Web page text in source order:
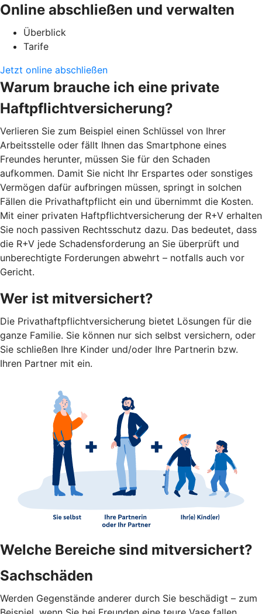
Online abschließen und verwalten
Überblick
Tarife
Jetzt online abschließen
Warum brauche ich eine private
Haftpflichtversicherung?
Verlieren Sie zum Beispiel einen Schlüssel von Ihrer
Arbeitsstelle oder fällt Ihnen das Smartphone eines
Freundes herunter, müssen Sie für den Schaden
aufkommen. Damit Sie nicht Ihr Erspartes oder sonstiges
Vermögen dafür aufbringen müssen, springt in solchen
Fällen die Privathaftpflicht ein und übernimmt die Kosten.
Mit einer privaten Haftpflichtversicherung der R+V erhalten
Sie noch passiven Rechtsschutz dazu. Das bedeutet, dass
die R+V jede Schadensforderung an Sie überprüft und
unberechtigte Forderungen abwehrt – notfalls auch vor
Gericht.
Wer ist mitversichert?
Die Privathaftpflichtversicherung bietet Lösungen für die
ganze Familie. Sie können nur sich selbst versichern, oder
Sie schließen Ihre Kinder und/oder Ihre Partnerin bzw.
Ihren Partner mit ein.
Welche Bereiche sind mitversichert?
Sachschäden
Werden Gegenstände anderer durch Sie beschädigt – zum